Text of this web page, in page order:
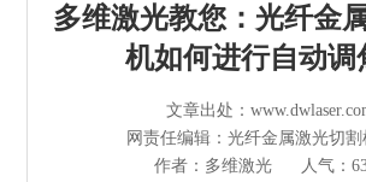
管材激光切割机
其他切割设备及配件
多维激光教您：光纤金
机如何进行自动调
文章出处：
网责任编辑：光纤金属激光切割
作者：多维激光
人气：